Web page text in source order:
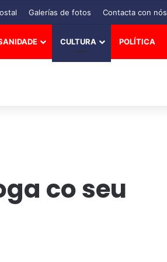
Galerías de fotos Contacta con nós
CULTURA POLÍTICA
co seu